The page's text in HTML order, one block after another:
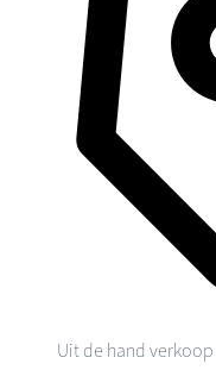
Uit de hand verkoop